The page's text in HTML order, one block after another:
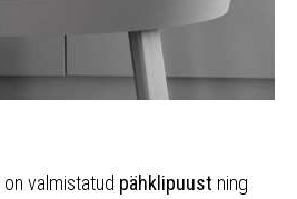
on valmistatud pähklipuust ning